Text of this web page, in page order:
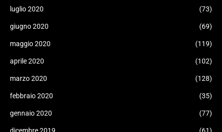
luglio 2020 (73)
giugno 2020 (69)
maggio 2020 (119)
aprile 2020 (102)
marzo 2020 (128)
febbraio 2020 (35)
gennaio 2020 (77)